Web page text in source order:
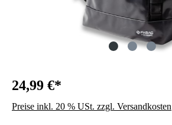
24,99 €*
Preise inkl. 20 % USt. zzgl. Versandkosten